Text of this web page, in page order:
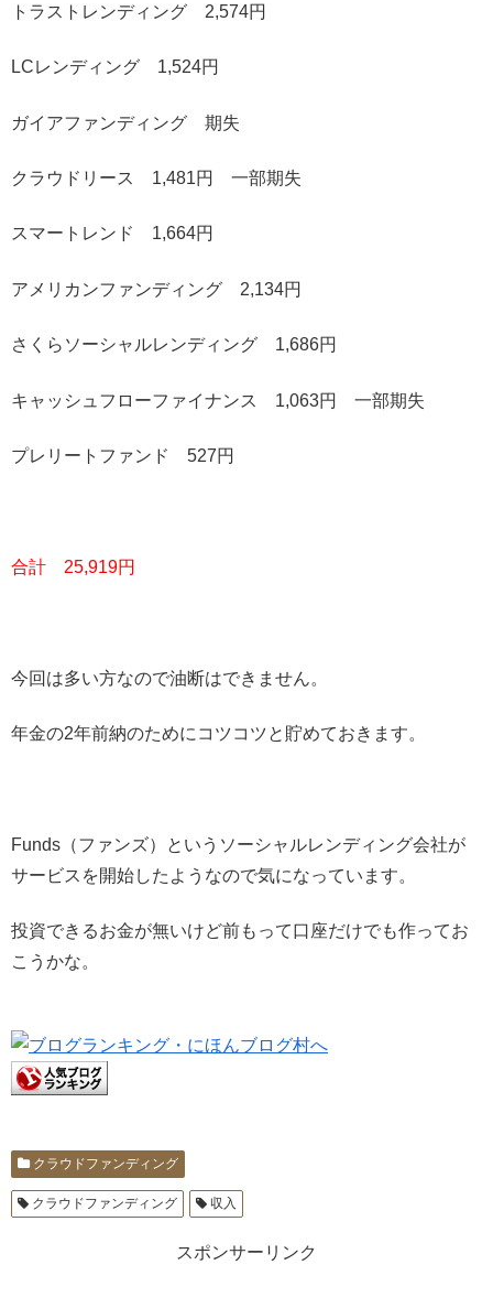
トラストレンディング 2,574円
LCレンディング 1,524円
ガイアファンディング 期失
クラウドリース 1,481円 一部期失
スマートレンド 1,664円
アメリカンファンディング 2,134円
さくらソーシャルレンディング 1,686円
キャッシュフローファイナンス 1,063円 一部期失
プレリートファンド 527円
合計 25,919円
今回は多い方なので油断はできません。
年金の2年前納のためにコツコツと貯めておきます。
Funds（ファンズ）というソーシャルレンディング会社が
サービスを開始したようなので気になっています。
投資できるお金が無いけど前もって口座だけでも作ってお
こうかな。
クラウドファンディング
クラウドファンディング 収入
スポンサーリンク